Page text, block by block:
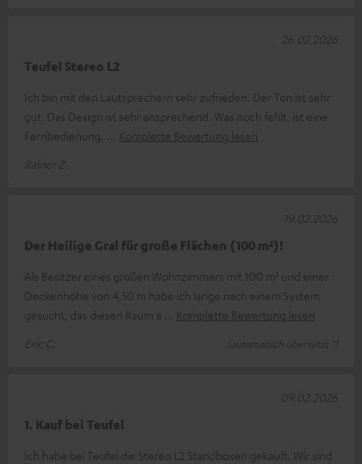
Teufel Stereo L2
Ich bin mit den Lautsprechern sehr zufrieden. Der Ton ist sehr
gut. Das Design ist sehr ansprechend. Was noch fehlt, ist eine
Fernbedienung.
Komplette Bewertung lesen
Rainer Z.
26.02.2026
Der Heilige Gral für große Flächen (100 m²)!
Als Besitzer eines großen Wohnzimmers mit 100 m² und einer
Deckenhöhe von 4,50 m habe ich lange nach einem System
gesucht, das diesen Raum a
Komplette Bewertung lesen
Eric C.
(automatisch übersetzt *)
19.02.2026
1. Kauf bei Teufel
Ich habe bei Teufel die Stereo L2 Standboxen gekauft. Wir sind
09.02.2026